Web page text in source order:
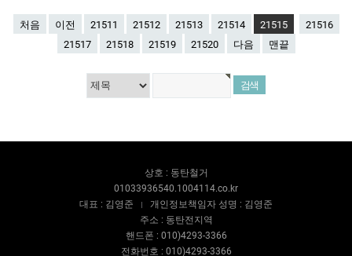
처음 이전 21511 21512 21513 21514 21515
21516
21517
21518 21519 21520 다음 맨끝
상호 : 동탄철거
01033936540.1004114.co.kr
대표 : 김영준
개인정보책임자 성명 : 김영준
주소 : 동탄전지역
핸드폰 : 010)4293-3366
전화번호 : 010)4293-3366